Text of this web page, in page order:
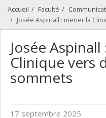
Accueil Faculté
Josée Aspinall : mener la
Josée
Clinique vers
sommets
17 septembre 2025